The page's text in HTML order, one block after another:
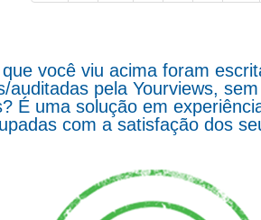
você viu acima foram
auditadas pela Yourviews,
É uma solução em
com a satisfação dos